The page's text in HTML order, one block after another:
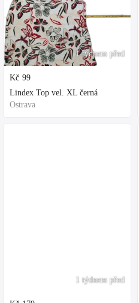
1 týdnem před
Kč 99
Lindex Top vel. XL černá
Ostrava
1 týdnem před